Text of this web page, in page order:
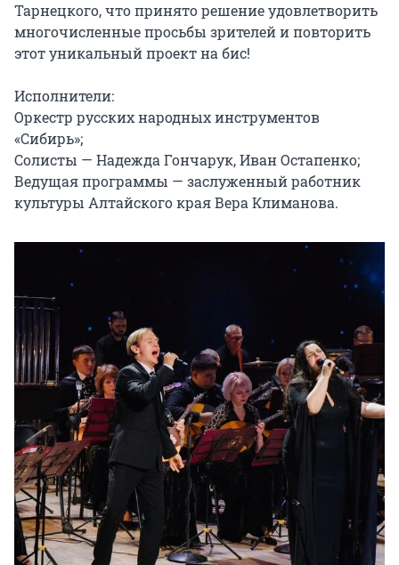
Тарнецкого, что принято решение удовлетворить
многочисленные просьбы зрителей и повторить
этот уникальный проект на бис!
Исполнители:
Оркестр русских народных инструментов
«Сибирь»;
Солисты — Надежда Гончарук, Иван Остапенко;
Ведущая программы — заслуженный работник
культуры Алтайского края Вера Климанова.